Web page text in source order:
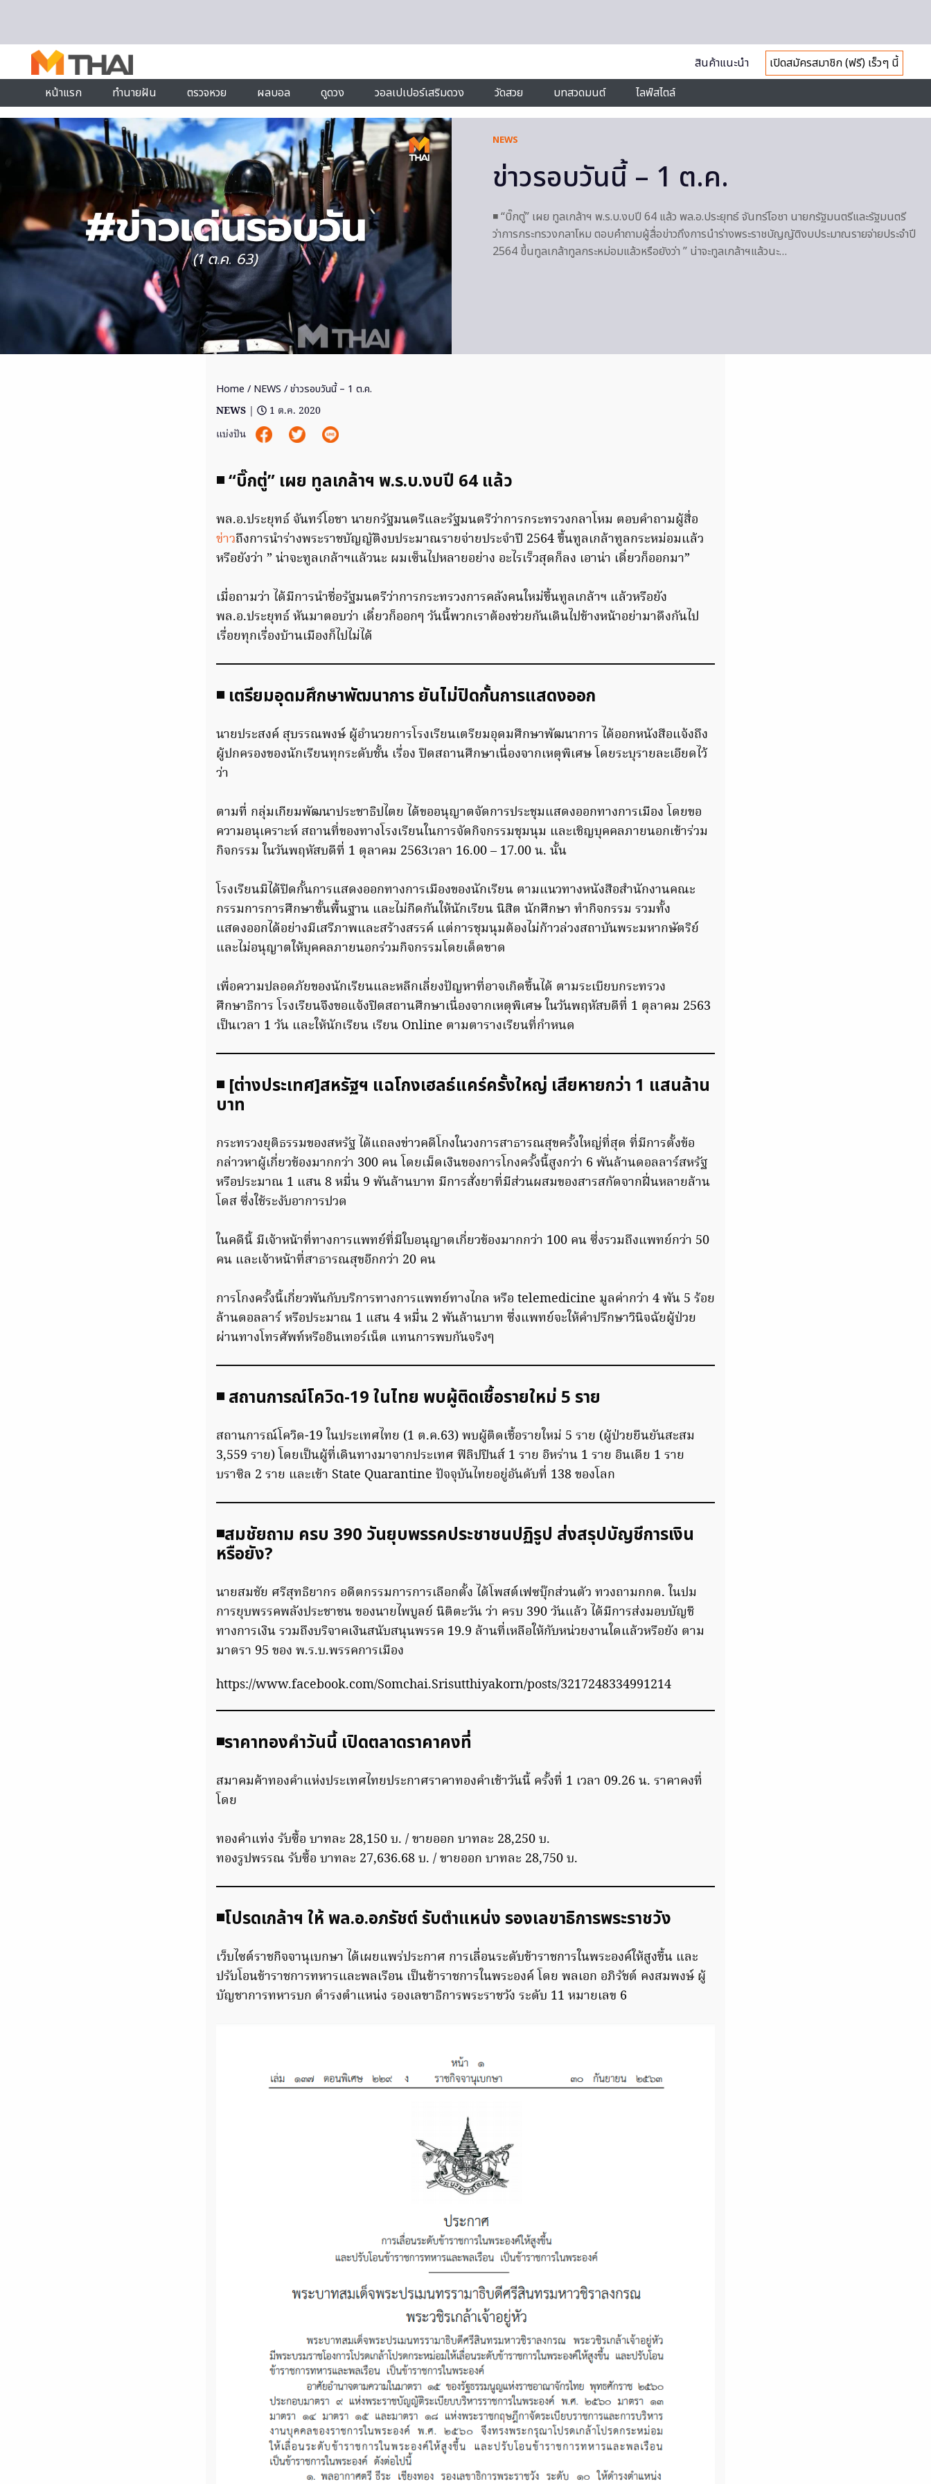
สินค้าแนะนำ
เปิดสมัครสมาชิก (ฟรี) เร็วๆ นี้
หน้าแรก
ทำนายฝัน ตรวจหวย ผลบอล ดูดวง วอลเปเปอร์เสริมดวง วัดสวย บทสวดมนต์ ไลฟ์สไตล์
NEWS
ข่าวรอบวันนี้ – 1 ต.ค.
◾ “บิ๊กตู่” เผย ทูลเกล้าฯ พ.ร.บ.งบปี 64 แล้ว พล.อ.ประยุทธ์ จันทร์โอชา นายกรัฐมนตรีและรัฐมนตรี
ว่าการกระทรวงกลาโหม ตอบคำถามผู้สื่อข่าวถึงการนำร่างพระราชบัญญัติงบประมาณรายจ่ายประจําปี
2564 ขึ้นทูลเกล้าทูลกระหม่อมแล้วหรือยังว่า ” น่าจะทูลเกล้าฯแล้วนะ…
Home / NEWS / ข่าวรอบวันนี้ – 1 ต.ค.
NEWS |
1 ต.ค. 2020
แบ่งปัน
◾ “บิ๊กตู่” เผย ทูลเกล้าฯ พ.ร.บ.งบปี 64 แล้ว
พล.อ.ประยุทธ์ จันทร์โอชา นายกรัฐมนตรีและรัฐมนตรีว่าการกระทรวงกลาโหม ตอบคำถามผู้สื่อ
ข่าวถึงการนำร่างพระราชบัญญัติงบประมาณรายจ่ายประจําปี 2564 ขึ้นทูลเกล้าทูลกระหม่อมแล้ว
หรือยังว่า ” น่าจะทูลเกล้าฯแล้วนะ ผมเซ็นไปหลายอย่าง อะไรเร็วสุดก็ลง เอาน่า เดี๋ยวก็ออกมา”
เมื่อถามว่า ได้มีการนำชื่อรัฐมนตรีว่าการกระทรวงการคลังคนใหม่ขึ้นทูลเกล้าฯ แล้วหรือยัง
พล.อ.ประยุทธ์ หันมาตอบว่า เดี๋ยวก็ออกๆ วันนี้พวกเราต้องช่วยกันเดินไปข้างหน้าอย่ามาดึงกันไป
เรื่อยทุกเรื่องบ้านเมืองก็ไปไม่ได้
◾ เตรียมอุดมศึกษาพัฒนาการ ยันไม่ปิดกั้นการแสดงออก
นายประสงค์ สุบรรณพงษ์ ผู้อำนวยการโรงเรียนเตรียมอุดมศึกษาพัฒนาการ ได้ออกหนังสือแจ้งถึง
ผู้ปกครองของนักเรียนทุกระดับชั้น เรื่อง ปิดสถานศึกษาเนื่องจากเหตุพิเศษ โดยระบุรายละเอียดไว้
ว่า
ตามที่ กลุ่มเกียมพัฒนาประชาธิปไตย ได้ขออนุญาตจัดการประชุมแสดงออกทางการเมือง โดยขอ
ความอนุเคราะห์ สถานที่ของทางโรงเรียนในการจัดกิจกรรมชุมนุม และเชิญบุคคลภายนอกเข้าร่วม
กิจกรรม ในวันพฤหัสบดีที่ 1 ตุลาคม 2563เวลา 16.00 – 17.00 น. นั้น
โรงเรียนมิได้ปิดกั้นการแสดงออกทางการเมืองของนักเรียน ตามแนวทางหนังสือสำนักงานคณะ
กรรมการการศึกษาขั้นพื้นฐาน และไม่กีดกันให้นักเรียน นิสิต นักศึกษา ทำกิจกรรม รวมทั้ง
แสดงออกได้อย่างมีเสรีภาพและสร้างสรรค์ แต่การชุมนุมต้องไม่ก้าวล่วงสถาบันพระมหากษัตริย์
และไม่อนุญาตให้บุคคลภายนอกร่วมกิจกรรมโดยเด็ดขาด
เพื่อความปลอดภัยของนักเรียนและหลีกเลี่ยงปัญหาที่อาจเกิดขึ้นได้ ตามระเบียบกระทรวง
ศึกษาธิการ โรงเรียนจึงขอแจ้งปิดสถานศึกษาเนื่องจากเหตุพิเศษ ในวันพฤหัสบดีที่ 1 ตุลาคม 2563
เป็นเวลา 1 วัน และให้นักเรียน เรียน Online ตามตารางเรียนที่กำหนด
◾ [ต่างประเทศ]สหรัฐฯ แฉโกงเฮลธ์แคร์ครั้งใหญ่ เสียหายกว่า 1 แสนล้าน
บาท
กระทรวงยุติธรรมของสหรัฐ ได้แถลงข่าวคดีโกงในวงการสาธารณสุขครั้งใหญ่ที่สุด ที่มีการตั้งข้อ
กล่าวหาผู้เกี่ยวข้องมากกว่า 300 คน โดยเม็ดเงินของการโกงครั้งนี้สูงกว่า 6 พันล้านดอลลาร์สหรัฐ
หรือประมาณ 1 แสน 8 หมื่น 9 พันล้านบาท มีการสั่งยาที่มีส่วนผสมของสารสกัดจากฝิ่นหลายล้าน
โดส ซึ่งใช้ระงับอาการปวด
ในคดีนี้ มีเจ้าหน้าที่ทางการแพทย์ที่มีใบอนุญาตเกี่ยวข้องมากกว่า 100 คน ซึ่งรวมถึงแพทย์กว่า 50
คน และเจ้าหน้าที่สาธารณสุขอีกกว่า 20 คน
การโกงครั้งนี้เกี่ยวพันกับบริการทางการแพทย์ทางไกล หรือ telemedicine มูลค่ากว่า 4 พัน 5 ร้อย
ล้านดอลลาร์ หรือประมาณ 1 แสน 4 หมื่น 2 พันล้านบาท ซึ่งแพทย์จะให้คำปรึกษาวินิจฉัยผู้ป่วย
ผ่านทางโทรศัพท์หรืออินเทอร์เน็ต แทนการพบกันจริงๆ
◾ สถานการณ์โควิด-19 ในไทย พบผู้ติดเชื้อรายใหม่ 5 ราย
สถานการณ์โควิด-19 ในประเทศไทย (1 ต.ค.63) พบผู้ติดเชื้อรายใหม่ 5 ราย (ผู้ป่วยยืนยันสะสม
3,559 ราย) โดยเป็นผู้ที่เดินทางมาจากประเทศ ฟิลิปปินส์ 1 ราย อิหร่าน 1 ราย อินเดีย 1 ราย
บราซิล 2 ราย และเข้า State Quarantine ปัจจุบันไทยอยู่อันดับที่ 138 ของโลก
◾️สมชัยถาม ครบ 390 วันยุบพรรคประชาชนปฏิรูป ส่งสรุปบัญชีการเงิน
หรือยัง?
นายสมชัย ศรีสุทธิยากร อดีตกรรมการการเลือกตั้ง ได้โพสต์เฟซบุ๊กส่วนตัว ทวงถามกกต. ในปม
การยุบพรรคพลังประชาชน ของนายไพบูลย์ นิติตะวัน ว่า ครบ 390 วันแล้ว ได้มีการส่งมอบบัญชี
ทางการเงิน รวมถึงบริจาคเงินสนับสนุนพรรค 19.9 ล้านที่เหลือให้กับหน่วยงานใดแล้วหรือยัง ตาม
มาตรา 95 ของ พ.ร.บ.พรรคการเมือง
https://www.facebook.com/Somchai.Srisutthiyakorn/posts/3217248334991214
◾️ราคาทองคำวันนี้ เปิดตลาดราคาคงที่
สมาคมค้าทองคำแห่งประเทศไทยประกาศราคาทองคำเช้าวันนี้ ครั้งที่ 1 เวลา 09.26 น. ราคาคงที่
โดย
ทองคำแท่ง รับซื้อ บาทละ 28,150 บ. / ขายออก บาทละ 28,250 บ.
ทองรูปพรรณ รับซื้อ บาทละ 27,636.68 บ. / ขายออก บาทละ 28,750 บ.
◾️โปรดเกล้าฯ ให้ พล.อ.อภรัชต์ รับตำแหน่ง รองเลขาธิการพระราชวัง
เว็บไซต์ราชกิจจานุเบกษา ได้เผยแพร่ประกาศ การเลื่อนระดับข้าราชการในพระองค์ให้สูงขึ้น และ
ปรับโอนข้าราชการทหารและพลเรือน เป็นข้าราชการในพระองค์ โดย พลเอก อภิรัชต์ คงสมพงษ์ ผู้
บัญชาการทหารบก ดำรงตำแหน่ง รองเลขาธิการพระราชวัง ระดับ 11 หมายเลข 6